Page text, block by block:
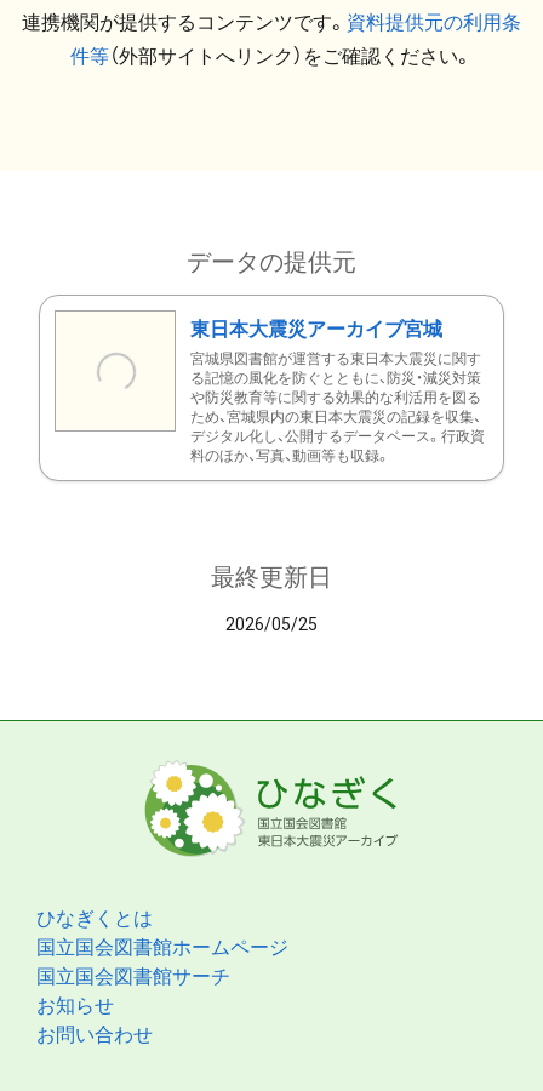
連携機関が提供するコンテンツです。 資料提供元の利用条
件等（外部サイトへリンク）をご確認ください。
データの提供元
東日本大震災アーカイブ宮城
宮城県図書館が運営する東日本大震災に関す
る記憶の風化を防ぐとともに、防災・減災対策
や防災教育等に関する効果的な利活用を図る
ため、宮城県内の東日本大震災の記録を収集、
デジタル化し、公開するデータベース。行政資
料のほか、写真、動画等も収録。
最終更新日
2026/05/25
ひなぎくとは
国立国会図書館ホームページ
国立国会図書館サーチ
お知らせ
お問い合わせ